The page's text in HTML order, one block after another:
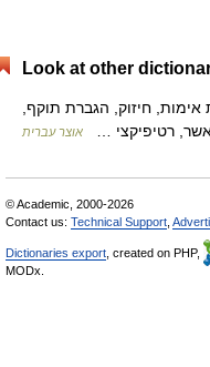
Look at other
חיזוק, הגברת תוקף,
רטיפיקצי …
אוצר עברית
© Academic, 2000-2026
Contact us: Technical Support
Dictionaries export , created on PHP,
MODx.